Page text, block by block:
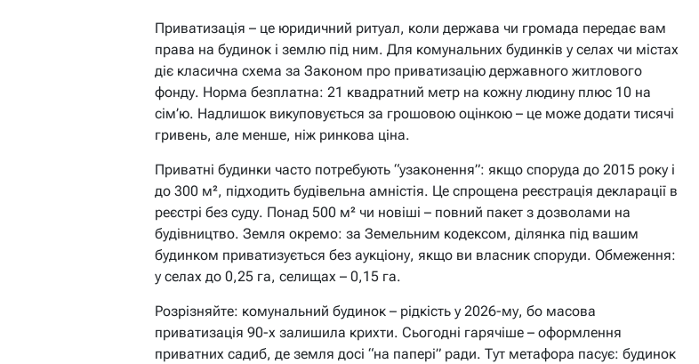
Приватизація – це юридичний ритуал, коли держава чи громада передає вам
права на будинок і землю під ним. Для комунальних будинків у селах чи містах
діє класична схема за Законом про приватизацію державного житлового
фонду. Норма безплатна: 21 квадратний метр на кожну людину плюс 10 на
сім’ю. Надлишок викуповується за грошовою оцінкою – це може додати тисячі
гривень, але менше, ніж ринкова ціна.
Приватні будинки часто потребують “узаконення”: якщо споруда до 2015 року і
до 300 м², підходить будівельна амністія. Це спрощена реєстрація декларації в
реєстрі без суду. Понад 500 м² чи новіші – повний пакет з дозволами на
будівництво. Земля окремо: за Земельним кодексом, ділянка під вашим
будинком приватизується без аукціону, якщо ви власник споруди. Обмеження:
у селах до 0,25 га, селищах – 0,15 га.
Розрізняйте: комунальний будинок – рідкість у 2026-му, бо масова
приватизація 90-х залишила крихти. Сьогодні гарячіше – оформлення
приватних садиб, де земля досі “на папері” ради. Тут метафора пасує: будинок